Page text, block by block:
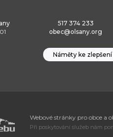
517 374 233
obec@olsany.org
Náměty ke
Webové stránky pro obce a
Při poskytování služeb nám